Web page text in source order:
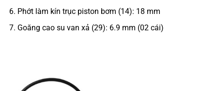
Phớt làm kín trục piston bơm (14): 18 mm
Goăng cao su van xả (29): 6.9 mm (02 cái)